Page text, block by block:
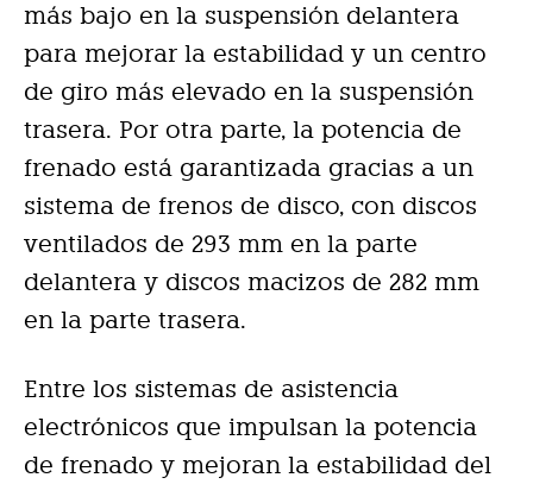
más bajo en la suspensión delantera
para mejorar la estabilidad y un centro
de giro más elevado en la suspensión
trasera. Por otra parte, la potencia de
frenado está garantizada gracias a un
sistema de frenos de disco, con discos
ventilados de 293 mm en la parte
delantera y discos macizos de 282 mm
en la parte trasera.
Entre los sistemas de asistencia
electrónicos que impulsan la potencia
de frenado y mejoran la estabilidad del